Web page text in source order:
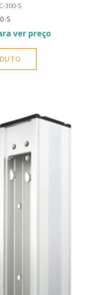
300-S
S
ver preço